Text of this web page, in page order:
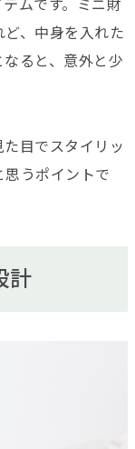
ムです。ミニ財
、中身を入れた
ると、意外と少
目でスタイリッ
うポイントで
計